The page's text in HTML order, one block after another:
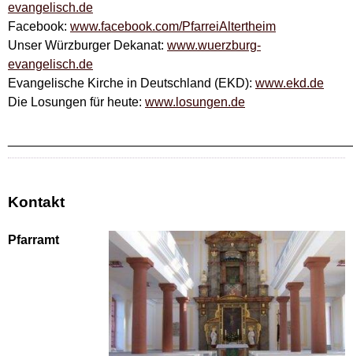
evangelisch.de
Facebook: www.facebook.com/PfarreiAltertheim
Unser Würzburger Dekanat: www.wuerzburg-
evangelisch.de
Evangelische Kirche in Deutschland (EKD): www.ekd.de
Die Losungen für heute: www.losungen.de
Kontakt
Pfarramt